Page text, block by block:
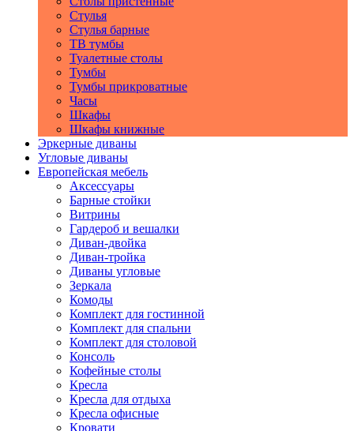
Стулья
Стулья барные
ТВ тумбы
Туалетные столы
Тумбы
Тумбы прикроватные
Часы
Шкафы
Шкафы книжные
Эркерные диваны
Угловые диваны
Европейская мебель
Аксессуары
Барные стойки
Витрины
Гардероб и вешалки
Диван-двойка
Диван-тройка
Диваны угловые
Зеркала
Комоды
Комплект для гостинной
Комплект для спальни
Комплект для столовой
Консоль
Кофейные столы
Кресла
Кресла для отдыха
Кресла офисные
Кровати